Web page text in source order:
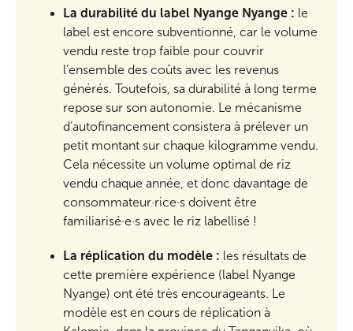
La durabilité du label Nyange Nyange : le
label est encore subventionné, car le volume
vendu reste trop faible pour couvrir
l’ensemble des coûts avec les revenus
générés. Toutefois, sa durabilité à long terme
repose sur son autonomie. Le mécanisme
d’autofinancement consistera à prélever un
petit montant sur chaque kilogramme vendu.
Cela nécessite un volume optimal de riz
vendu chaque année, et donc davantage de
consommateur·rice·s doivent être
familiarisé·e·s avec le riz labellisé !
La réplication du modèle : les résultats de
cette première expérience (label Nyange
Nyange) ont été très encourageants. Le
modèle est en cours de réplication à